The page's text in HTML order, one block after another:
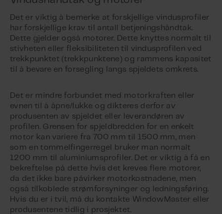
Det er viktig å bemerke at forskjellige vindusprofiler
har forskjellige krav til antall betjeningshåndtak.
Dette gjelder også motorer. Dette knyttes normalt til
stivheten eller fleksibiliteten til vindusprofilen ved
trekkpunktet (trekkpunktene) og rammens kapasitet
til å bevare en forsegling langs spjeldets omkrets.
Det er mindre forbundet med motorkraften eller
evnen til å åpne/lukke og dikteres derfor av
produsenten av spjeldet eller leverandøren av
profilen. Grensen for spjeldbredden for en enkelt
motor kan variere fra 700 mm til 1500 mm, men
som en tommelfingerregel bruker man normalt
1200 mm til aluminiumsprofiler. Det er viktig å få en
bekreftelse på dette hvis det kreves flere motorer,
da det ikke bare påvirker motorkostnadene, men
også tilkoblede strømforsyninger og ledningsføring.
Hvis du er i tvil, må du kontakte WindowMaster eller
produsentene tidlig i prosjektet.